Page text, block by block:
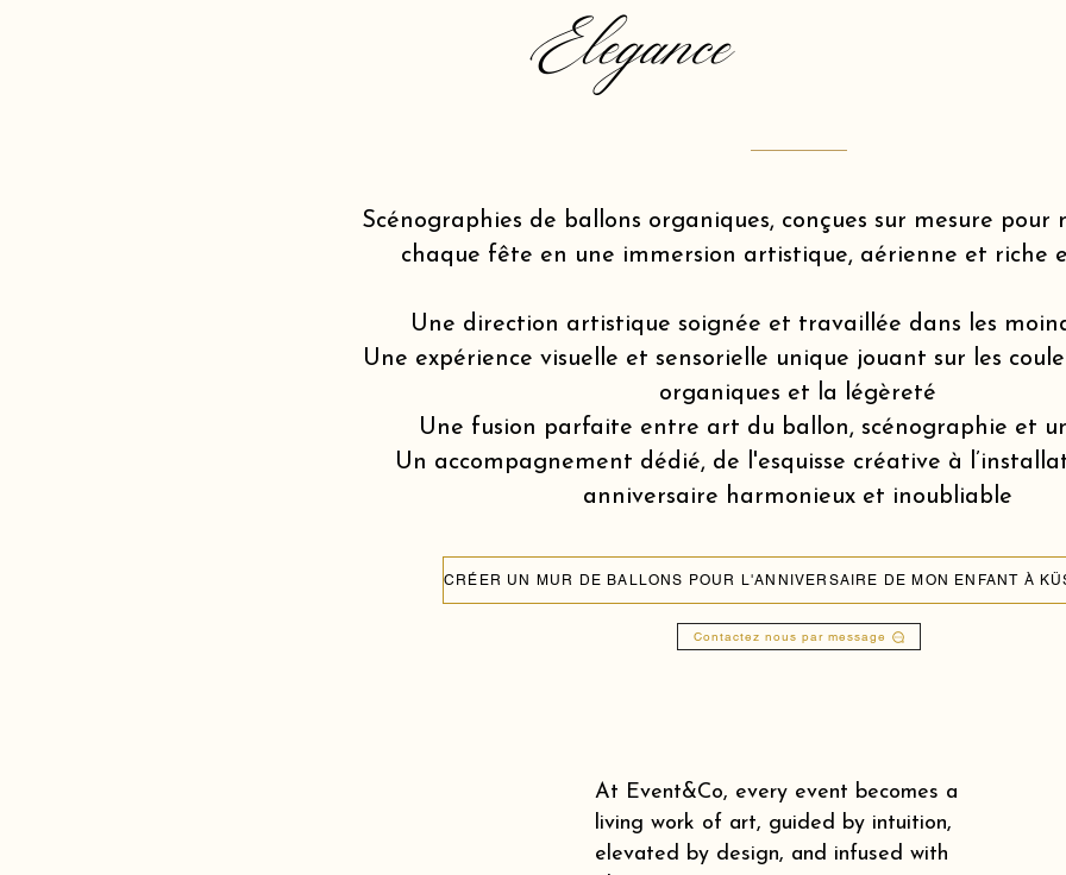
Elegance
Scénographies de ballons organiques, conçues sur mesure pour
chaque fête en une immersion artistique, aérienne et riche
Une direction artistique soignée et travaillée dans les
Une expérience visuelle et sensorielle unique jouant sur les
organiques et la légèreté
Une fusion parfaite entre art du ballon, scénographie et
Un accompagnement dédié, de l'esquisse créative à
anniversaire harmonieux et inoubliable
Contactez nous par message
At Event&Co, every event becomes a
living work of art, guided by intuition,
elevated by design, and infused with